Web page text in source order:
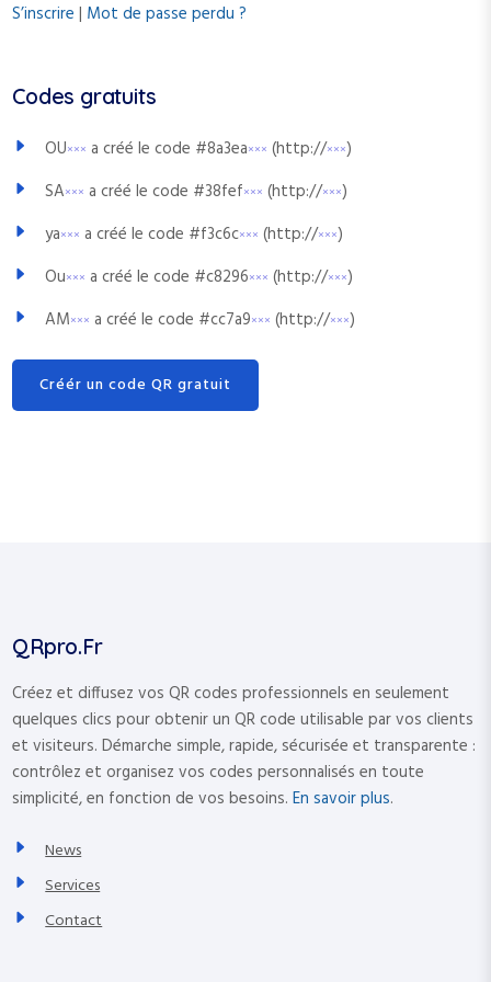
S’inscrire | Mot de passe perdu ?
Codes gratuits
OU××× a créé le code #8a3ea××× (http://×××)
SA××× a créé le code #38fef××× (http://×××)
ya××× a créé le code #f3c6c××× (http://×××)
Ou××× a créé le code #c8296××× (http://×××)
AM××× a créé le code #cc7a9××× (http://×××)
Créér un code QR gratuit
QRpro.fr
Créez et diffusez vos QR codes professionnels en seulement
quelques clics pour obtenir un QR code utilisable par vos clients
et visiteurs. Démarche simple, rapide, sécurisée et transparente :
contrôlez et organisez vos codes personnalisés en toute
simplicité, en fonction de vos besoins.En savoir plus.
News
Services
Contact